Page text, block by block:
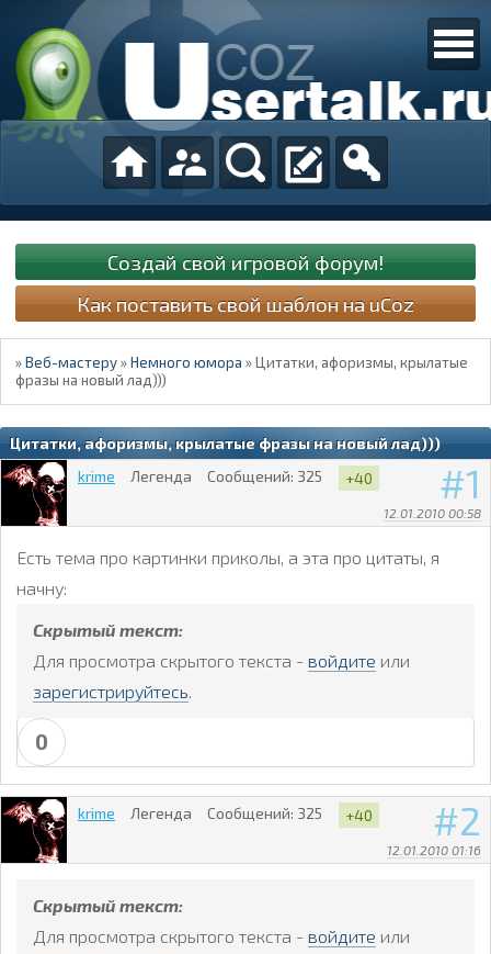
Создай свой игровой форум!
Как поставить свой шаблон на uCoz
»Веб-мастеру »Немного юмора »Цитатки, афоризмы, крылатые
фразы на новый лад)))
Цитатки, афоризмы, крылатые фразы на новый лад)))
1
12.01.2010 00:58
krime Легенда Сообщений: 325 +40
Есть тема про картинки приколы, а эта про цитаты, я
начну:
Скрытый текст:
Для просмотра скрытого текста - войдите или
зарегистрируйтесь
0
2
12.01.2010 01:16
krime Легенда Сообщений: 325 +40
Скрытый текст:
Для просмотра скрытого текста - войдите или